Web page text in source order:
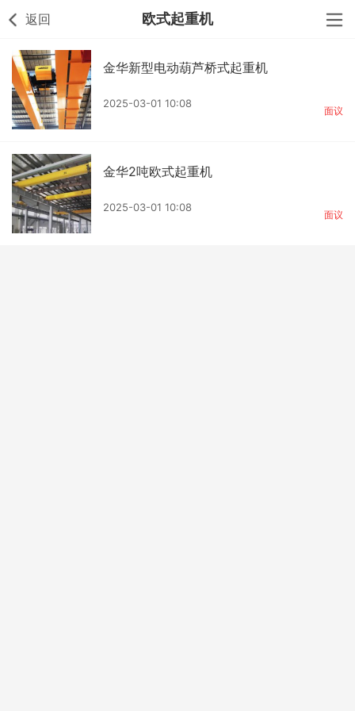
返回 欧式起重机
金华新型电动葫芦桥式起重机
面议
2025-03-01 10:08
金华2吨欧式起重机
面议
2025-03-01 10:08